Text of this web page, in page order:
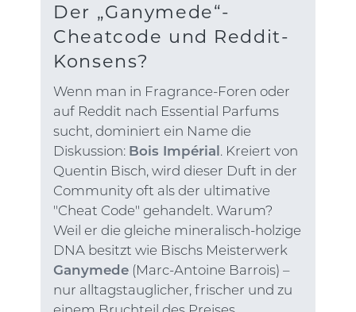
Der „Ganymede“-
Cheatcode und Reddit-
Konsens?
Wenn man in Fragrance-Foren oder
auf Reddit nach Essential Parfums
sucht, dominiert ein Name die
Diskussion: Bois Impérial. Kreiert von
Quentin Bisch, wird dieser Duft in der
Community oft als der ultimative
"Cheat Code" gehandelt. Warum?
Weil er die gleiche mineralisch-holzige
DNA besitzt wie Bischs Meisterwerk
Ganymede (Marc-Antoine Barrois) –
nur alltagstauglicher, frischer und zu